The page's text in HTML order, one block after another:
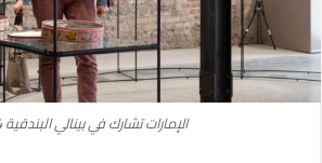
الإمارات تشارك في بينالي البندقية 2024